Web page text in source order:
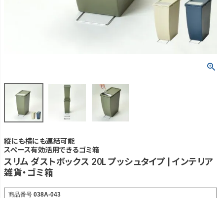
縦にも横にも連結可能
スペース有効活用できるゴミ箱
スリム ダストボックス 20L プッシュタイプ | インテリア
雑貨・ゴミ箱
商品番号 038A-043